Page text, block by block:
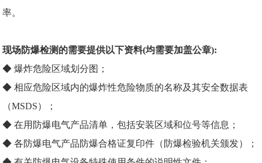
率。
现场防爆检测 的需要提供以下资料(均需要加盖公章):
◆爆炸危险区域划分图；
◆ 相应危险区域内的爆炸性危险物质的名称及其安全数据表
（MSDS）；
◆ 在用防爆电气产品清单，包括安装区域和位号等信息；
◆ 各防爆电气产品防爆合格证复印件（防爆检验机关颁发）；